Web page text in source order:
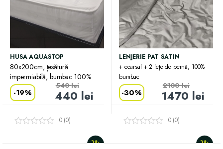
HUSA AQUASTOP
80x200cm, țesătură
impermiabilă, bumbac 100%
-19% 440 lei
540lei
0 (0)
LENJERIE PAT SATIN
+ cearsaf + 2 fețe de pernă, 100%
bumbac
-30% 1470 lei
2100lei
0 (0)